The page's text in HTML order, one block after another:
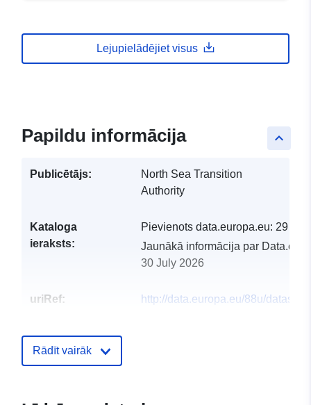
Lejupielādējiet visus
keyboard_arrow_up
Papildu informācija
Publicētājs:
North Sea Transition
Authority
Kataloga
ieraksts:
Pievienots data.europa.eu: 29
Jaunākā informācija par
30 July 2026
uriRef:
http://data.europa.eu/88u/dataset/
Rādīt vairāk